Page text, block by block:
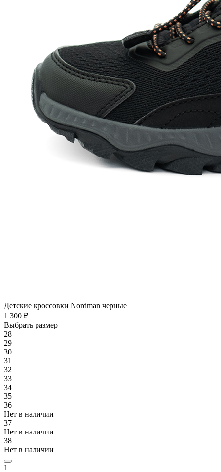
Детские кроссовки Nordman черные
1 300 ₽
Выбрать размер
28
29
30
31
32
33
34
35
36
Нет в наличии
37
Нет в наличии
38
Нет в наличии
1